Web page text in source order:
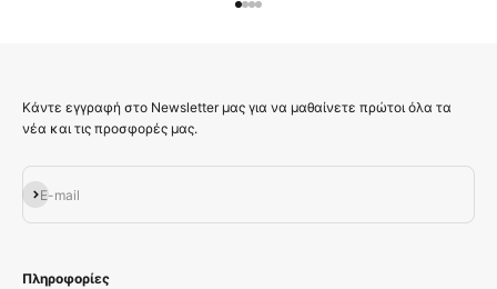
Κάντε εγγραφή στο Newsletter μας για να μαθαίνετε πρώτοι όλα τα
νέα και τις προσφορές μας.
E-mail
Εγγραφή
Πληροφορίες